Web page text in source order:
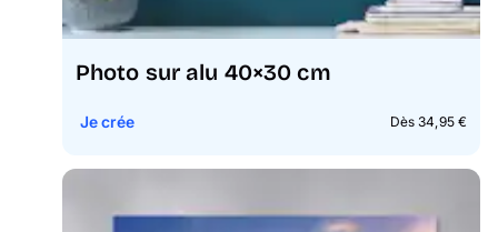
Photo sur alu 40×30 cm
Dès 34,95 €
Je crée